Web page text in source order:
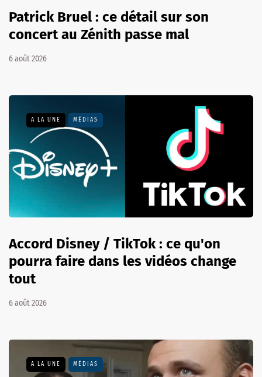
Patrick Bruel : ce détail sur son
concert au Zénith passe mal
6 août 2026
A LA UNE MÉDIAS
Accord Disney / TikTok : ce qu'on
pourra faire dans les vidéos change
tout
6 août 2026
A LA UNE MÉDIAS